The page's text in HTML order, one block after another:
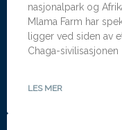
nasjonalpark og
Mlama Farm har
ligger ved siden av
Chaga-sivilisasjonen
LES MER